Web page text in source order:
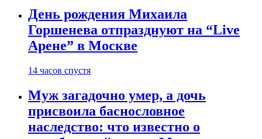
День рождения Михаила
Горшенева отпразднуют на “Live
Арене” в Москве
14 часов спустя
Муж загадочно умер, а дочь
присвоила баснословное
наследство: что известно о